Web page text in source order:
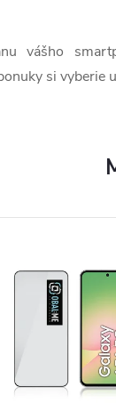
vášho
si vyberie